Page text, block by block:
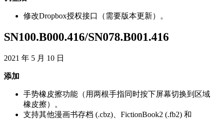
修改Dropbox授权接口 （需要版本更新） 。
SN100.B000.416/SN078.B001.416
2021 年 5 月 10 日
添加
手势橡皮擦功能 （ 用两根手指同 时按下屏幕切换到 区域
橡皮擦）
。
支持其他漫画书存档 (.cbz) FictionBook2 (.fb2) 和